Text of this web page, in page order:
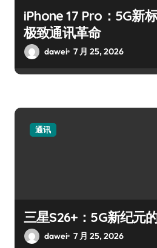
iPhone 17 Pro：5G新
极致通讯革命
dawei 7 月 25, 2026
通讯
三星S26+：5G新纪元
dawei 7 月 25, 2026